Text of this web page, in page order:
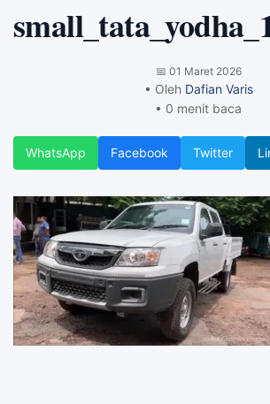
📅 01 Maret 2026
• Oleh Dafian Varis
• 0 menit baca
WhatsApp Facebook Twitter